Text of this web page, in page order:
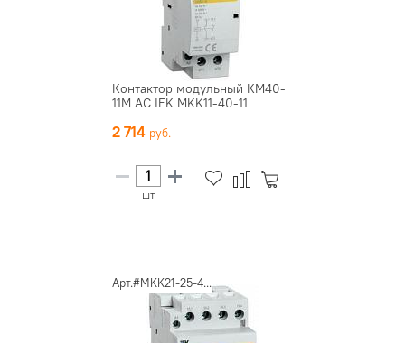
Контактор модульный КМ40-
11М AC IEK MKK11-40-11
2 714
шт
Арт.#MKK21-25-4...